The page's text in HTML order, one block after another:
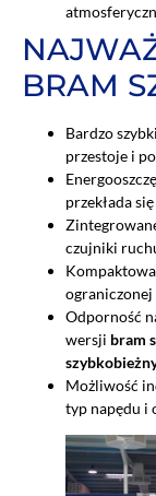
BRAM
Bardzo
przestoje i
przekłada
czujniki
Odporność
wersji bram
Możliwość
typ napędu i